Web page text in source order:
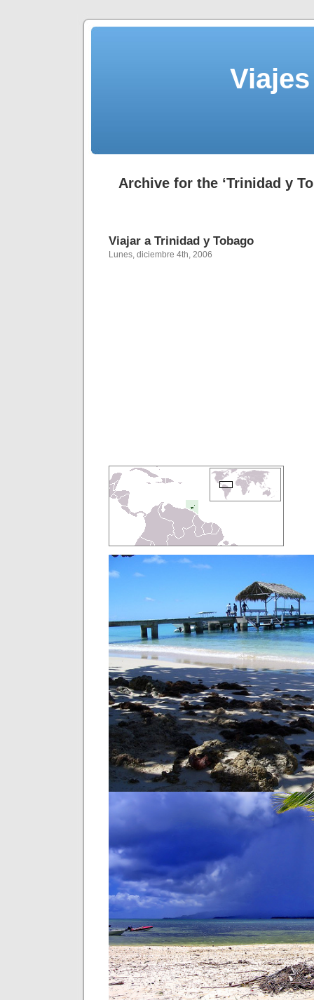
Archive for the ‘Trinidad y
Viajar a Trinidad y Tobago
Lunes, diciembre 4th, 2006